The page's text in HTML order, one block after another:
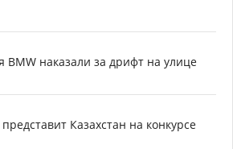
BMW наказали за дрифт на улице
Казахстан на конкурсе